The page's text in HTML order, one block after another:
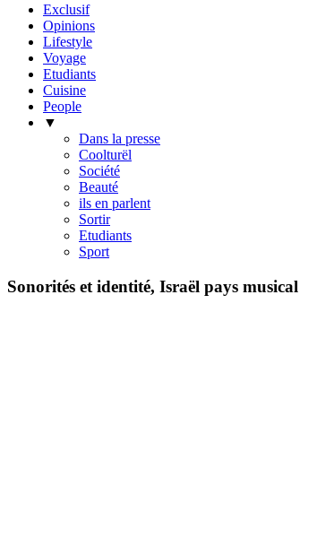
Exclusif
Opinions
Lifestyle
Voyage
Etudiants
Cuisine
People
▼
Dans la presse
Coolturël
Société
Beauté
ils en parlent
Sortir
Etudiants
Sport
Sonorités et identité, Israël pays musical